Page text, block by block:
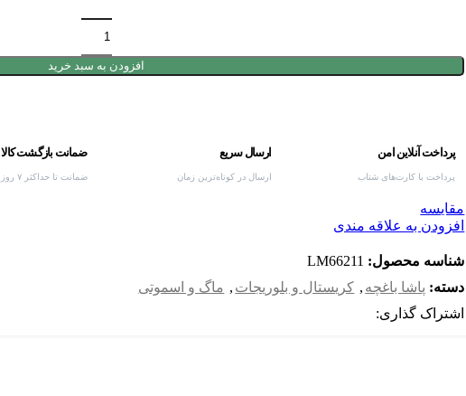
افزودن به سبد خرید
پرداخت آنلاین امن
پرداخت با کارت‌های شتاب
ارسال سریع
ارسال در کوتاه‌ترین زمان
ضمانت بازگشت کالا
ضمانت تا حداکثر ۷ روز
مقایسه
افزودن به علاقه مندی
شناسه محصول: LM66211
دسته: پاشا باغچه , کریستال و بلوریجات , ماگ و اسموتی
اشتراک گذاری: